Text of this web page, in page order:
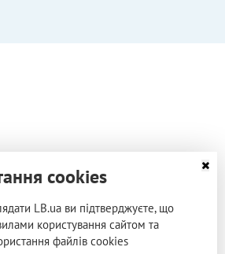
cookies
LB.ua ви підтверджуєте, що
користування сайтом та
файлів cookies